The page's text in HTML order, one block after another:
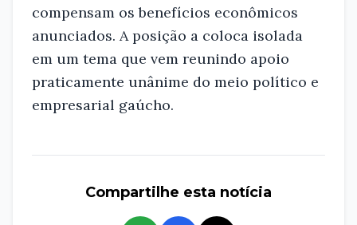
compensam os benefícios econômicos
anunciados. A posição a coloca isolada
em um tema que vem reunindo apoio
praticamente unânime do meio político e
empresarial gaúcho.
Compartilhe esta notícia